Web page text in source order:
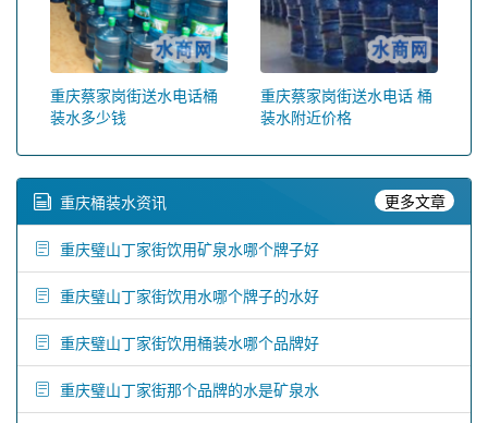
重庆蔡家岗街送水电话桶
装水多少钱
重庆蔡家岗街送水电话 桶
装水附近价格
重庆桶装水资讯 更多文章
重庆璧山丁家街饮用矿泉水哪个牌子好
重庆璧山丁家街饮用水哪个牌子的水好
重庆璧山丁家街饮用桶装水哪个品牌好
重庆璧山丁家街那个品牌的水是矿泉水